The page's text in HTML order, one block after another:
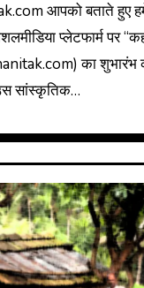
प्लेटफार्म पर
का शुभारंभ
सांस्कृतिक…